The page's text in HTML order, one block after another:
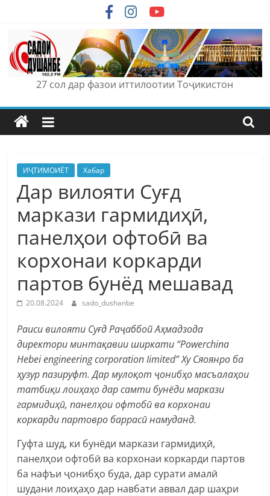
content
27 сол дар фазои иттилоотии Тоҷикистон
ИҶТИМОИЁТ Хабар
Дар вилояти Суғд
маркази гармидиҳӣ,
панелҳои офтобӣ ва
корхонаи коркарди
партов бунёд мешавад
20.08.2024 sado_dushanbe
Раиси вилояти Суғд Раҷаббой Аҳмадзода
директори минтақавии ширкати “Рowerchina
Hebei engineering corporation Iimited” Ху Сяоянро ба
ҳузур пазируфт. Дар мулоқот ҷонибҳо масъалаҳои
татбиқи лоиҳаҳо дар самти бунёди маркази
гармидиҳӣ, панелҳои офтобӣ ва корхонаи
коркарди партовро баррасӣ намуданд.
Гуфта шуд, ки бунёди маркази гармидиҳӣ,
панелҳои офтобӣ ва корхонаи коркарди партов
ба нафъи ҷонибҳо буда, дар сурати амалӣ
шудани лоиҳаҳо дар навбати аввал дар шаҳри